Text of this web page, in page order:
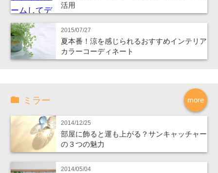
活用
2015/07/27
夏本番！涼を感じられるおすすめインテリア
カラーコーディネート
more
ミラー
2014/12/25
部屋に飾ると運も上がる？サンキャッチャー
の３つの魅力
2014/05/04